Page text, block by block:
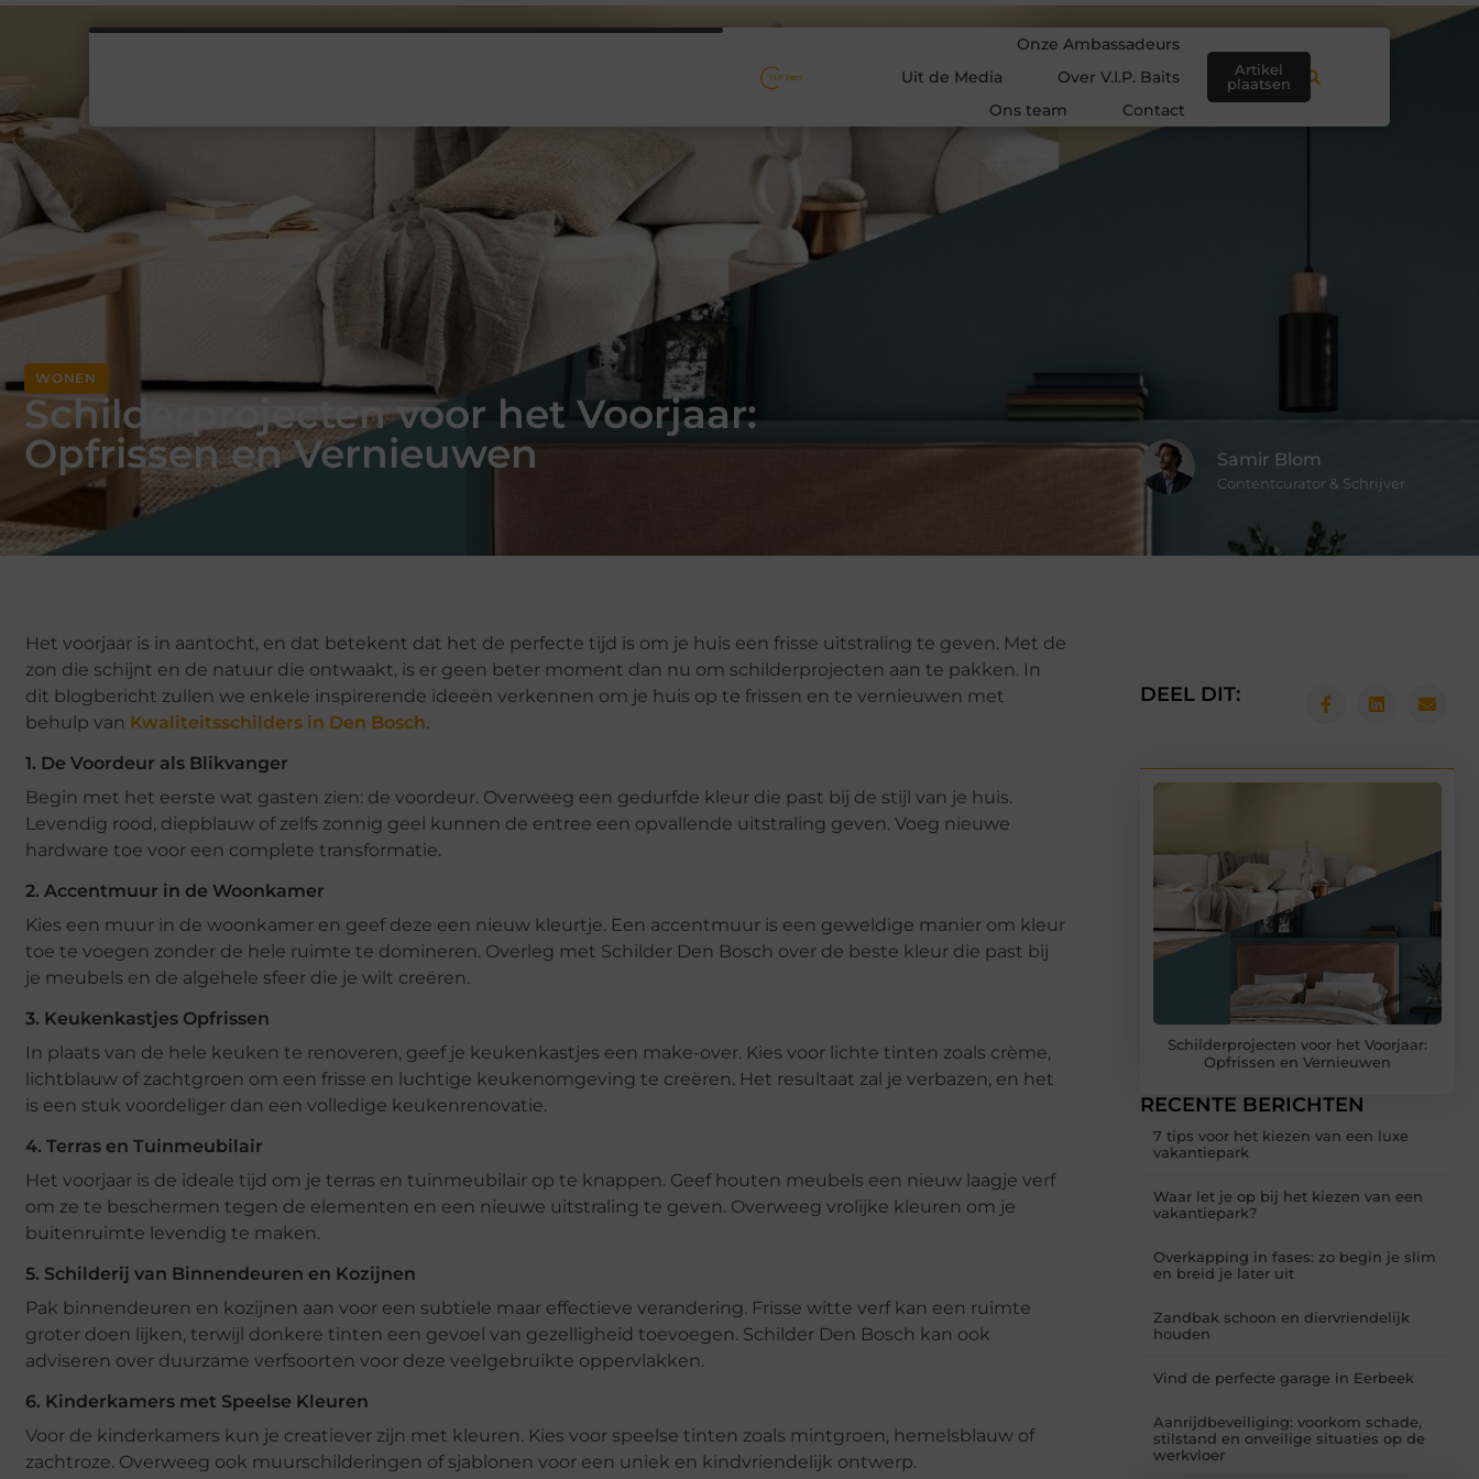
Onze Ambassadeurs
Uit de Media
Over V.I.P. Baits
Ons team
Contact
Artikel
plaatsen
WONEN
Schilderprojecten voor het Voorjaar:
Opfrissen en Vernieuwen
Samir Blom
Contentcurator & Schrijver
Het voorjaar is in aantocht, en dat betekent dat het de perfecte tijd is om je huis een frisse uitstraling te geven. Met de
zon die schijnt en de natuur die ontwaakt, is er geen beter moment dan nu om schilderprojecten aan te pakken. In
dit blogbericht zullen we enkele inspirerende ideeën verkennen om je huis op te frissen en te vernieuwen met
behulp van Kwaliteitsschilders in Den Bosch.
1. De Voordeur als Blikvanger
Begin met het eerste wat gasten zien: de voordeur. Overweeg een gedurfde kleur die past bij de stijl van je huis.
Levendig rood, diepblauw of zelfs zonnig geel kunnen de entree een opvallende uitstraling geven. Voeg nieuwe
hardware toe voor een complete transformatie.
2. Accentmuur in de Woonkamer
Kies een muur in de woonkamer en geef deze een nieuw kleurtje. Een accentmuur is een geweldige manier om kleur
toe te voegen zonder de hele ruimte te domineren. Overleg met Schilder Den Bosch over de beste kleur die past bij
je meubels en de algehele sfeer die je wilt creëren.
3. Keukenkastjes Opfrissen
In plaats van de hele keuken te renoveren, geef je keukenkastjes een make-over. Kies voor lichte tinten zoals crème,
lichtblauw of zachtgroen om een frisse en luchtige keukenomgeving te creëren. Het resultaat zal je verbazen, en het
is een stuk voordeliger dan een volledige keukenrenovatie.
4. Terras en Tuinmeubilair
Het voorjaar is de ideale tijd om je terras en tuinmeubilair op te knappen. Geef houten meubels een nieuw laagje verf
om ze te beschermen tegen de elementen en een nieuwe uitstraling te geven. Overweeg vrolijke kleuren om je
buitenruimte levendig te maken.
5. Schilderij van Binnendeuren en Kozijnen
Pak binnendeuren en kozijnen aan voor een subtiele maar effectieve verandering. Frisse witte verf kan een ruimte
groter doen lijken, terwijl donkere tinten een gevoel van gezelligheid toevoegen. Schilder Den Bosch kan ook
adviseren over duurzame verfsoorten voor deze veelgebruikte oppervlakken.
6. Kinderkamers met Speelse Kleuren
Voor de kinderkamers kun je creatiever zijn met kleuren. Kies voor speelse tinten zoals mintgroen, hemelsblauw of
zachtroze. Overweeg ook muurschilderingen of sjablonen voor een uniek en kindvriendelijk ontwerp.
DEEL DIT:
Schilderprojecten voor het Voorjaar:
Opfrissen en Vernieuwen
RECENTE BERICHTEN
7 tips voor het kiezen van een luxe
vakantiepark
Waar let je op bij het kiezen van een
vakantiepark?
Overkapping in fases: zo begin je slim
en breid je later uit
Zandbak schoon en diervriendelijk
houden
Vind de perfecte garage in Eerbeek
Aanrijdbeveiliging: voorkom schade,
stilstand en onveilige situaties op de
werkvloer